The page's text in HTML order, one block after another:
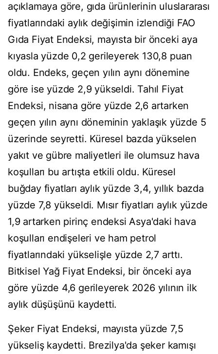
açıklamaya göre, gıda ürünlerinin uluslararası
fiyatlarındaki aylık değişimin izlendiği FAO
Gıda Fiyat Endeksi, mayısta bir önceki aya
kıyasla yüzde 0,2 gerileyerek 130,8 puan
oldu. Endeks, geçen yılın aynı dönemine
göre ise yüzde 2,9 yükseldi. Tahıl Fiyat
Endeksi, nisana göre yüzde 2,6 artarken
geçen yılın aynı döneminin yaklaşık yüzde 5
üzerinde seyretti. Küresel bazda yükselen
yakıt ve gübre maliyetleri ile olumsuz hava
koşulları bu artışta etkili oldu. Küresel
buğday fiyatları aylık yüzde 3,4, yıllık bazda
yüzde 7,8 yükseldi. Mısır fiyatları aylık yüzde
1,9 artarken pirinç endeksi Asya'daki hava
koşulları endişeleri ve ham petrol
fiyatlarındaki yükselişle yüzde 2,7 arttı.
Bitkisel Yağ Fiyat Endeksi, bir önceki aya
göre yüzde 4,6 gerileyerek 2026 yılının ilk
aylık düşüşünü kaydetti.
Şeker Fiyat Endeksi, mayısta yüzde 7,5
yükseliş kaydetti. Brezilya'da şeker kamışı